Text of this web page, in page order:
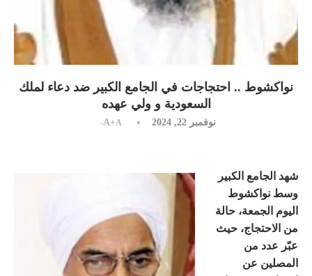
نواكشوط .. احتجاجات في الجامع الكبير ضد دعاء لملك
السعودية و ولي عهده
نوفمبر 22, 2024 A+A-
شهد الجامع الكبير
وسط نواكشوط
اليوم الجمعة، حالة
من الاحتجاج، حيث
عبّر عدد من
المصلين عن